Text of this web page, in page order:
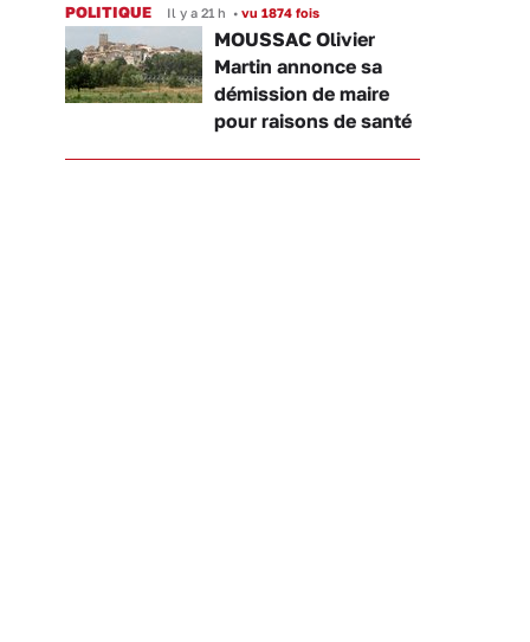
POLITIQUE Il y a 21 h • vu 1874 fois
MOUSSAC Olivier
Martin annonce sa
démission de maire
pour raisons de santé